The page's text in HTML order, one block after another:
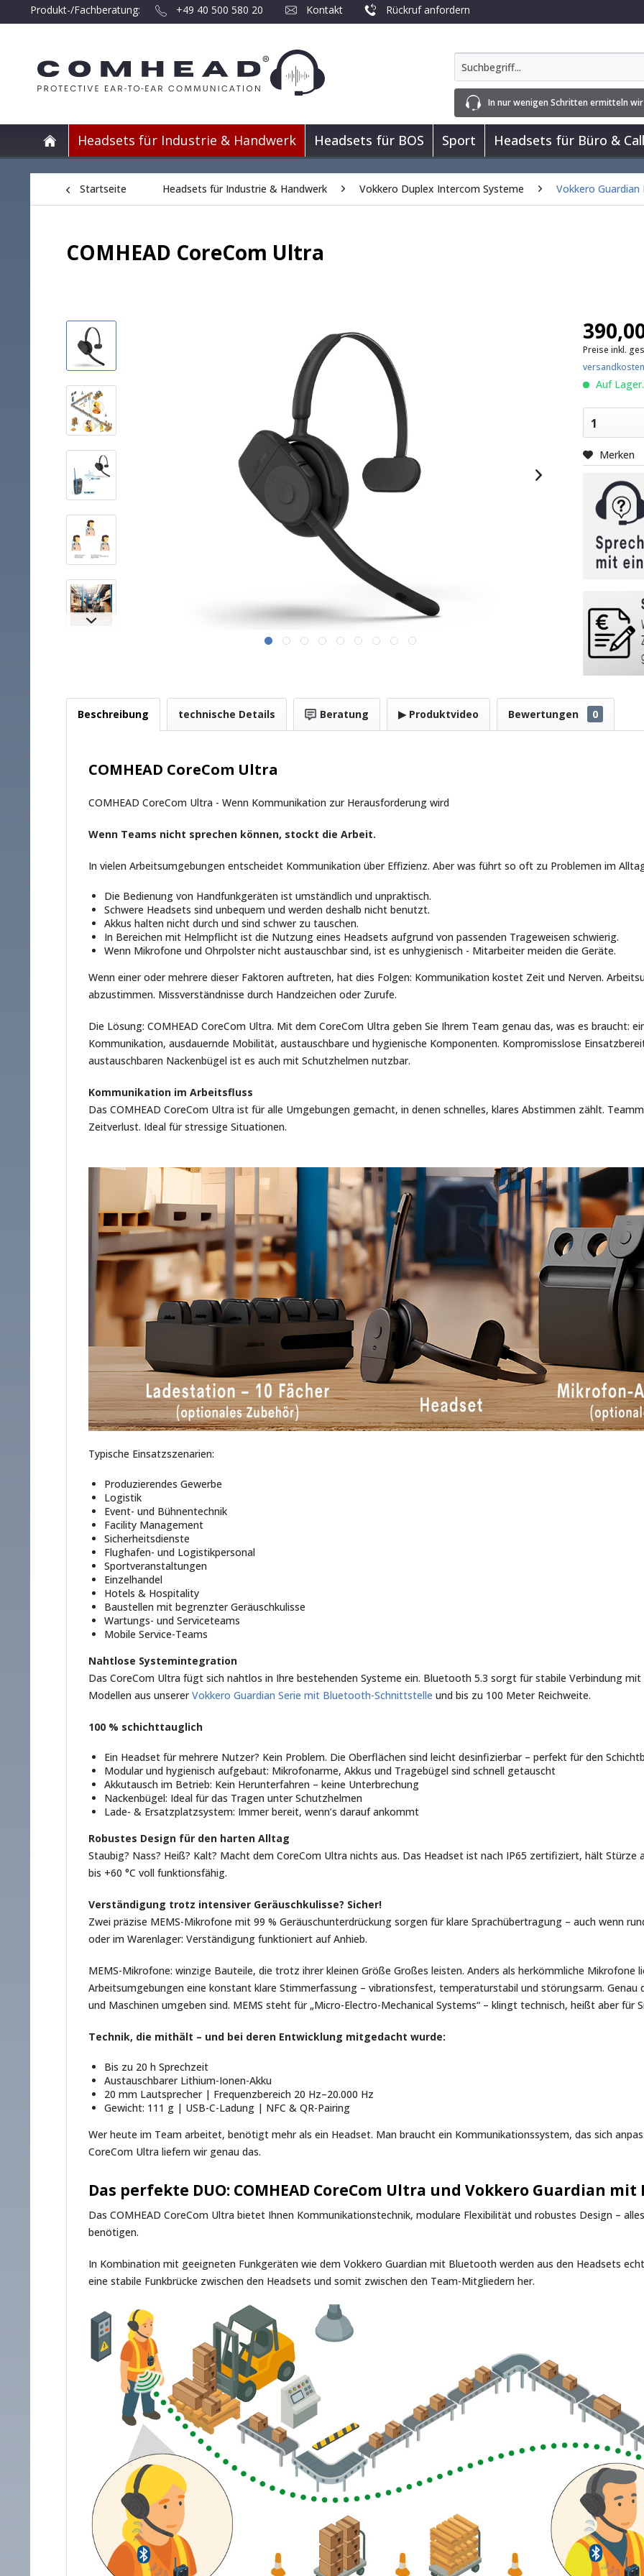
Produkt-/Fachberatung: +49 40 500 580 20 Kontakt Rückruf anfordern
In nur wenigen Schritten ermitteln
Headsets für Industrie & Handwerk Headsets für BOS Sport Headsets für Büro &
Startseite Headsets für Industrie & Handwerk Vokkero Duplex Intercom Systeme Vokkero Guardian
COMHEAD CoreCom Ultra
Preise inkl.
Auf
1
Merken
Beschreibung technische Details Beratung ▶ Produktvideo Bewertungen 0
COMHEAD CoreCom Ultra
COMHEAD CoreCom Ultra - Wenn Kommunikation zur Herausforderung wird
Wenn Teams nicht sprechen können, stockt die Arbeit.
In vielen Arbeitsumgebungen entscheidet Kommunikation über Effizienz. Aber was führt so oft zu Problemen im
Die Bedienung von Handfunkgeräten ist umständlich und unpraktisch.
Schwere Headsets sind unbequem und werden deshalb nicht benutzt.
Akkus halten nicht durch und sind schwer zu tauschen.
In Bereichen mit Helmpflicht ist die Nutzung eines Headsets aufgrund von passenden Trageweisen schwierig.
Wenn Mikrofone und Ohrpolster nicht austauschbar sind, ist es unhygienisch - Mitarbeiter meiden die Geräte.
Wenn einer oder mehrere dieser Faktoren auftreten, hat dies Folgen: Kommunikation kostet Zeit und Nerven.
abzustimmen. Missverständnisse durch Handzeichen oder Zurufe.
Die Lösung: COMHEAD CoreCom Ultra. Mit dem CoreCom Ultra geben Sie Ihrem Team genau das, was es braucht:
Kommunikation, ausdauernde Mobilität, austauschbare und hygienische Komponenten. Kompromisslose
austauschbaren Nackenbügel ist es auch mit Schutzhelmen nutzbar.
Kommunikation im Arbeitsfluss
Das COMHEAD CoreCom Ultra ist für alle Umgebungen gemacht, in denen schnelles, klares Abstimmen zählt.
Zeitverlust. Ideal für stressige Situationen.
Typische Einsatzszenarien:
Produzierendes Gewerbe
Logistik
Event- und Bühnentechnik
Facility Management
Sicherheitsdienste
Flughafen- und Logistikpersonal
Sportveranstaltungen
Einzelhandel
Hotels & Hospitality
Baustellen mit begrenzter Geräuschkulisse
Wartungs- und Serviceteams
Mobile Service-Teams
Nahtlose Systemintegration
Das CoreCom Ultra fügt sich nahtlos in Ihre bestehenden Systeme ein. Bluetooth 5.3 sorgt für stabile Verbindung
Modellen aus unsererVokkero Guardian Serie mit Bluetooth-Schnittstelle und bis zu 100 Meter Reichweite.
100 % schichttauglich
Ein Headset für mehrere Nutzer? Kein Problem. Die Oberflächen sind leicht desinfizierbar – perfekt für den
Modular und hygienisch aufgebaut: Mikrofonarme, Akkus und Tragebügel sind schnell getauscht
Akkutausch im Betrieb: Kein Herunterfahren – keine Unterbrechung
Nackenbügel: Ideal für das Tragen unter Schutzhelmen
Lade- & Ersatzplatzsystem: Immer bereit, wenn’s darauf ankommt
Robustes Design für den harten Alltag
Staubig? Nass? Heiß? Kalt? Macht dem CoreCom Ultra nichts aus. Das Headset ist nach IP65 zertifiziert, hält Stürze
bis +60 °C voll funktionsfähig.
Verständigung trotz intensiver Geräuschkulisse? Sicher!
Zwei präzise MEMS-Mikrofone mit 99 % Geräuschunterdrückung sorgen für klare Sprachübertragung – auch wenn
oder im Warenlager: Verständigung funktioniert auf Anhieb.
MEMS-Mikrofone: winzige Bauteile, die trotz ihrer kleinen Größe Großes leisten. Anders als herkömmliche Mikrofone
Arbeitsumgebungen eine konstant klare Stimmerfassung – vibrationsfest, temperaturstabil und störungsarm. Genau
und Maschinen umgeben sind. MEMS steht für „Micro-Electro-Mechanical Systems“ – klingt technisch, heißt aber für
Technik, die mithält – und bei deren Entwicklung mitgedacht wurde:
Bis zu 20 h Sprechzeit
Austauschbarer Lithium-Ionen-Akku
20 mm Lautsprecher | Frequenzbereich 20 Hz–20.000 Hz
Gewicht: 111 g | USB-C-Ladung | NFC & QR-Pairing
Wer heute im Team arbeitet, benötigt mehr als ein Headset. Man braucht ein Kommunikationssystem, das sich
CoreCom Ultra liefern wir genau das.
Das perfekte DUO: COMHEAD CoreCom Ultra und Vokkero Guardian
Das COMHEAD CoreCom Ultra bietet Ihnen Kommunikationstechnik, modulare Flexibilität und robustes Design –
benötigen.
In Kombination mit geeigneten Funkgeräten wie dem Vokkero Guardian mit Bluetooth werden aus den Headsets
eine stabile Funkbrücke zwischen den Headsets und somit zwischen den Team-Mitgliedern her.